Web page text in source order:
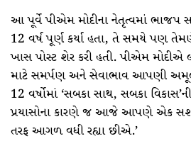
આ પૂર્વે પીએમ મોદીના નેતૃત્વમાં ભાજપ
12 વર્ષ પૂર્ણ કર્યા હતા, તે સમયે પણ
ખાસ પોસ્ટ શેર કરી હતી. પીએમ મોદીએ
માટે સમર્પણ અને સેવાભાવ આપણી
12 વર્ષોમાં ‘સબકા સાથ, સબકા
પ્રયાસોના કારણે જ આજે આપણે એક
તરફ આગળ વધી રહ્યા છીએ.’